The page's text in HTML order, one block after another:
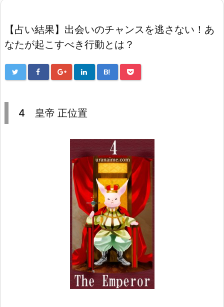
【占い結果】出会いのチャンスを逃さない！あ
なたが起こすべき行動とは？
B!
4 皇帝 正位置